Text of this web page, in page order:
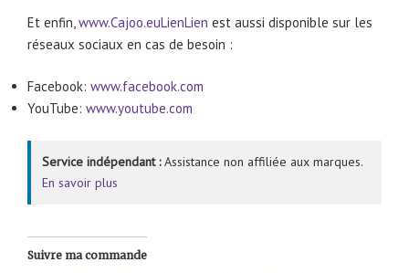
Et enfin,www.Cajoo.euLienLien est aussi disponible sur les
réseaux sociaux en cas de besoin :
Facebook: www.facebook.com
YouTube: www.youtube.com
Service indépendant :Assistance non affiliée aux marques.
En savoir plus
Suivre ma commande